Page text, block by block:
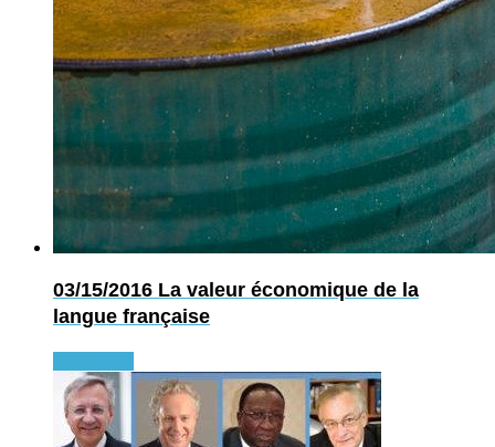
03/15/2016 La valeur économique de la
langue française